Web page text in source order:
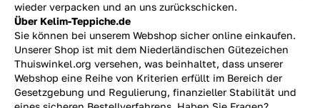
wieder verpacken und an uns zurückschicken.
Über Kelim-Teppiche.de
Sie können bei unserem Webshop sicher online einkaufen.
Unserer Shop ist mit dem Niederländischen Gütezeichen
Thuiswinkel.org versehen, was beinhaltet, dass unserer
Webshop eine Reihe von Kriterien erfüllt im Bereich der
Gesetzgebung und Regulierung, finanzieller Stabilität und